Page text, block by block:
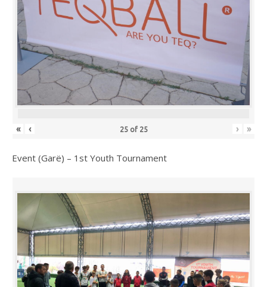
« ‹ 25of 25 › »
Event (Garë) – 1st Youth Tournament